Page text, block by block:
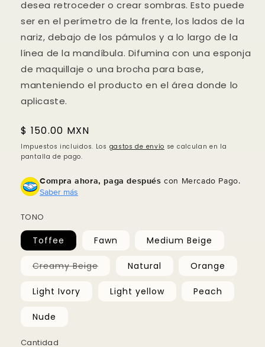
desea retroceder o crear sombras. Esto puede
ser en el perímetro de la frente, los lados de la
nariz, debajo de los pámulos y a lo largo de la
línea de la mandíbula. Difumina con una esponja
de maquillaje o una brocha para base,
manteniendo el producto en el área donde lo
aplicaste.
Precio
habitual
$ 150.00 MXN
Impuestos incluidos. Los gastos de envío se calculan en la
pantalla de pago.
Compra ahora, paga después con Mercado Pago.
Saber más
TONO
Toffee Fawn Medium Beige
Creamy BeigeVariante
disponible
Natural Orange
Light Ivory Light yellow Peach
Nude
Cantidad
Compra ahora y paga a meses
sin tarjeta de crédito
Agrega tu producto al carrito yelige
pagar con Meses sin Tarjeta.
2 la cantidad de meses
débito u otros medios.
Crédito sujeto a aprobación.